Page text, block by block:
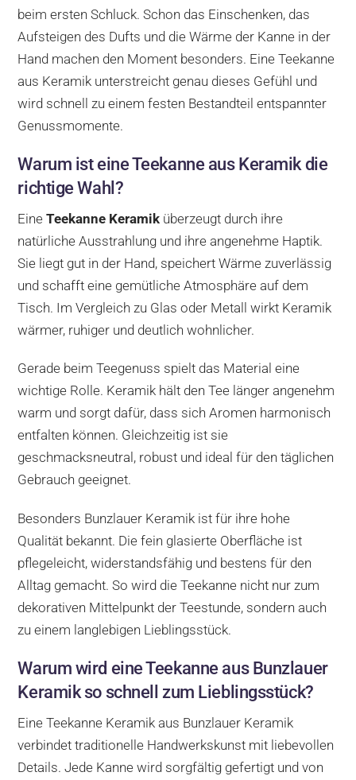
beim ersten Schluck. Schon das Einschenken, das
Aufsteigen des Dufts und die Wärme der Kanne in der
Hand machen den Moment besonders. Eine Teekanne
aus Keramik unterstreicht genau dieses Gefühl und
wird schnell zu einem festen Bestandteil entspannter
Genussmomente.
Warum ist eine Teekanne aus Keramik die
richtige Wahl?
EineTeekanne Keramik überzeugt durch ihre
natürliche Ausstrahlung und ihre angenehme Haptik.
Sie liegt gut in der Hand, speichert Wärme zuverlässig
und schafft eine gemütliche Atmosphäre auf dem
Tisch. Im Vergleich zu Glas oder Metall wirkt Keramik
wärmer, ruhiger und deutlich wohnlicher.
Gerade beim Teegenuss spielt das Material eine
wichtige Rolle. Keramik hält den Tee länger angenehm
warm und sorgt dafür, dass sich Aromen harmonisch
entfalten können. Gleichzeitig ist sie
geschmacksneutral, robust und ideal für den täglichen
Gebrauch geeignet.
Besonders Bunzlauer Keramik ist für ihre hohe
Qualität bekannt. Die fein glasierte Oberfläche ist
pflegeleicht, widerstandsfähig und bestens für den
Alltag gemacht. So wird die Teekanne nicht nur zum
dekorativen Mittelpunkt der Teestunde, sondern auch
zu einem langlebigen Lieblingsstück.
Warum wird eine Teekanne aus Bunzlauer
Keramik so schnell zum Lieblingsstück?
Eine Teekanne Keramik aus Bunzlauer Keramik
verbindet traditionelle Handwerkskunst mit liebevollen
Details. Jede Kanne wird sorgfältig gefertigt und von